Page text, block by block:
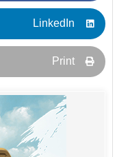
LinkedIn
Print